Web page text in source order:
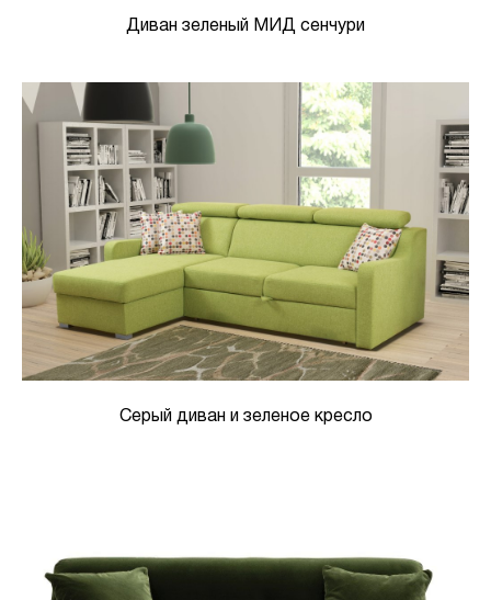
Диван зеленый МИД сенчури
Серый диван и зеленое кресло